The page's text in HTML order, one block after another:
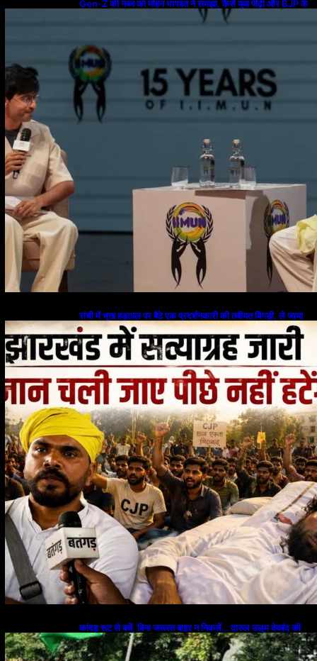
Gen-Z की नब्ज को मोहन भागवत ने समझा, कैसे युवा पीढ़ी और BJP के
रांची में भूख हड़ताल पर बैठे एक प्रदर्शनकारी की तबीयत बिगड़ी, ले जाया
गया अस्पताल
कांवड़ रूट से बचें, बिना जरूरत बाहर न निकलें… दारुल उलूम देवबंद की
छात्रों को सलाह